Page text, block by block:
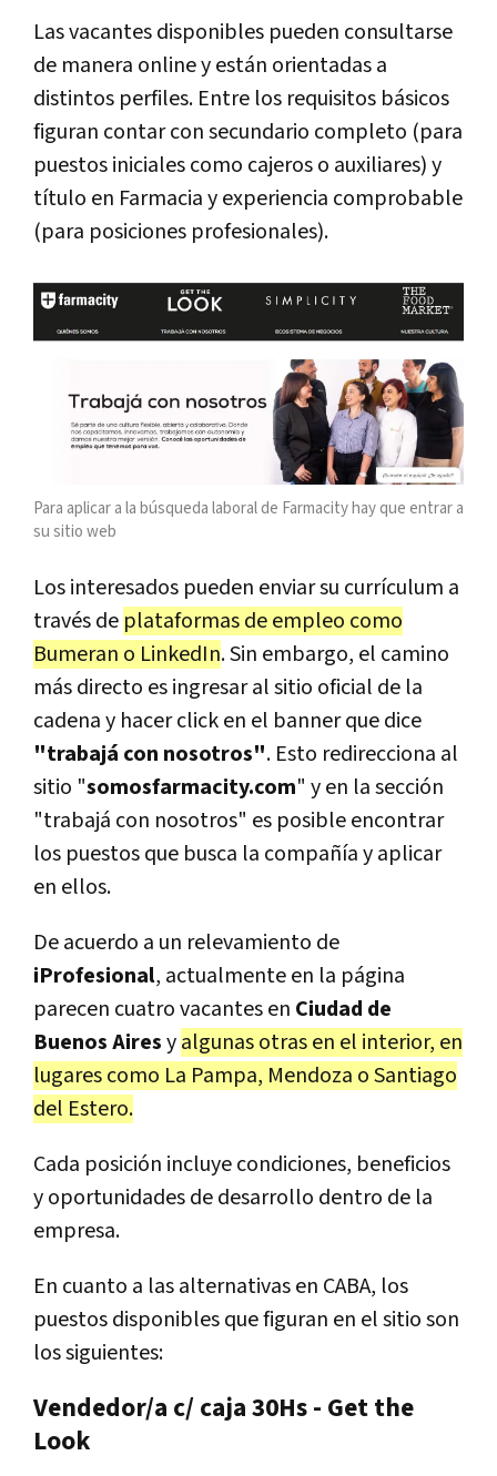
Las vacantes disponibles pueden consultarse
de manera online y están orientadas a
distintos perfiles. Entre los requisitos básicos
figuran contar con secundario completo (para
puestos iniciales como cajeros o auxiliares) y
título en Farmacia y experiencia comprobable
(para posiciones profesionales).
Para aplicar a la búsqueda laboral de Farmacity hay que entrar a
su sitio web
Los interesados pueden enviar su currículum a
través de plataformas de empleo como
Bumeran o LinkedIn. Sin embargo, el camino
más directo es ingresar al sitio oficial de la
cadena y hacer click en el banner que dice
"trabajá con nosotros". Esto redirecciona al
sitio "somosfarmacity.com" y en la sección
"trabajá con nosotros" es posible encontrar
los puestos que busca la compañía y aplicar
en ellos.
De acuerdo a un relevamiento de
iProfesional, actualmente en la página
parecen cuatro vacantes en Ciudad de
Buenos Airesyalgunas otras en el interior, en
lugares como La Pampa, Mendoza o Santiago
del Estero.
Cada posición incluye condiciones, beneficios
y oportunidades de desarrollo dentro de la
empresa.
En cuanto a las alternativas en CABA, los
puestos disponibles que figuran en el sitio son
los siguientes:
Vendedor/a c/ caja 30Hs - Get the
Look